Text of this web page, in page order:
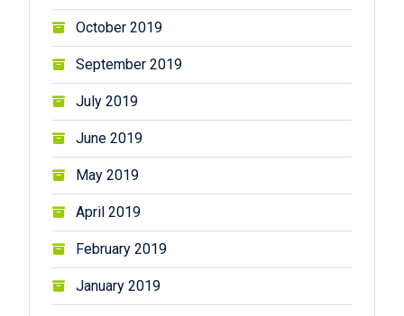
October 2019
September 2019
July 2019
June 2019
May 2019
April 2019
February 2019
January 2019